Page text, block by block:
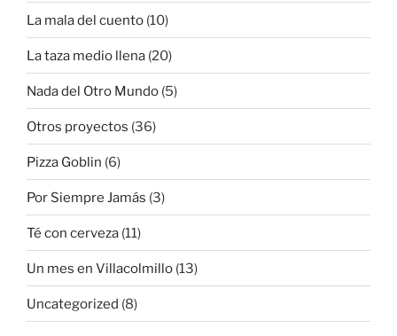
La mala del cuento (10)
La taza medio llena (20)
Nada del Otro Mundo (5)
Otros proyectos (36)
Pizza Goblin (6)
Por Siempre Jamás (3)
Té con cerveza (11)
Un mes en Villacolmillo (13)
Uncategorized (8)